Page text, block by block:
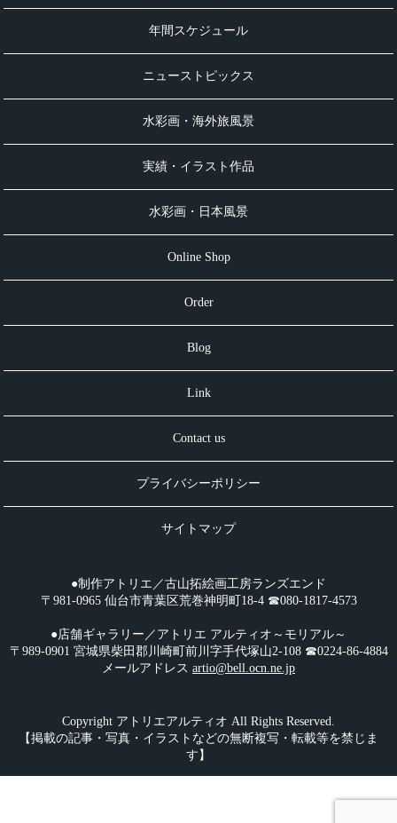
年間スケジュール
ニューストピックス
水彩画・海外旅風景
実績・イラスト作品
水彩画・日本風景
Online Shop
Order
Blog
Link
Contact us
プライバシーポリシー
サイトマップ
●制作アトリエ／古山拓絵画工房ランズエンド
〒981-0965 仙台市青葉区荒巻神明町18-4 ☎︎080-1817-4573
●店舗ギャラリー／アトリエ アルティオ～モリアル～
〒989-0901 宮城県柴田郡川崎町前川字手代塚山2-108 ☎︎0224-86-4884
メールアドレス artio@bell.ocn.ne.jp
Copyright アトリエアルティオ All Rights Reserved.
【掲載の記事・写真・イラストなどの無断複写・転載等を禁じま
す】